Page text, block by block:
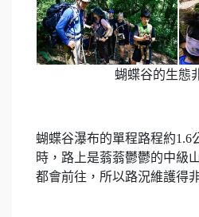
蝴蝶谷的生態
蝴蝶谷瀑布的單程路程約1.6
時，路上是蓊蓊鬱鬱的中級
都會前往，所以路況維護得